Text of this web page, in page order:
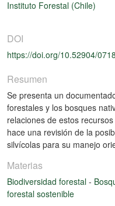
Instituto Forestal (Chile)
DOI
https://doi.org/10.52904/
Resumen
Se presenta un
forestales y los bosques
relaciones de estos
hace una revisión de la
silvícolas para su manejo
Materias
Biodiversidad forestal -
forestal sostenible